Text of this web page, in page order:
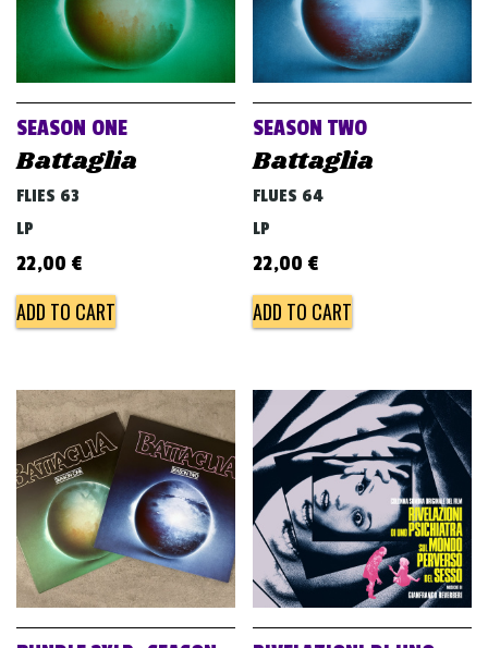
SEASON ONE
Battaglia
FLIES 63
LP
22,00 €
ADD TO CART
SEASON TWO
Battaglia
FLUES 64
LP
22,00 €
ADD TO CART